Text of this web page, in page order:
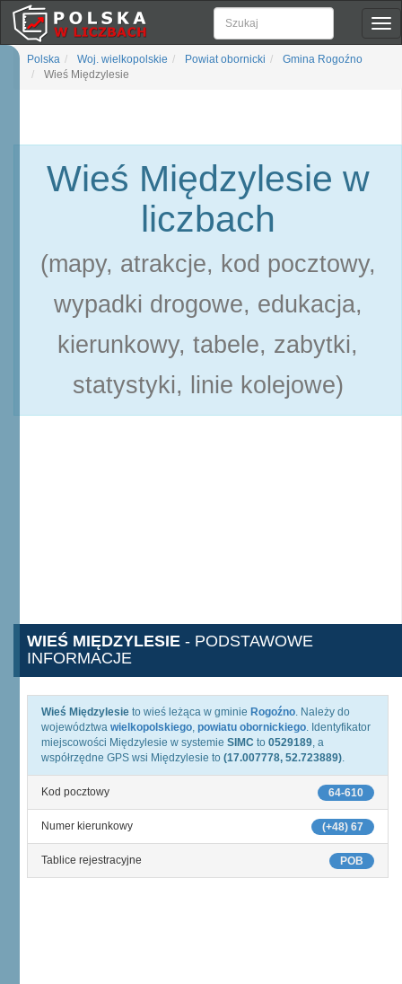
Polska Woj. wielkopolskie Powiat obornicki
Gmina Rogoźno
Wieś Międzylesie
Wieś Międzylesie w
liczbach
(mapy, atrakcje, kod pocztowy,
wypadki drogowe, edukacja,
kierunkowy, tabele, zabytki,
statystyki, linie kolejowe)
WIEŚ MIĘDZYLESIE - PODSTAWOWE
INFORMACJE
Wieś Międzylesie to wieś leżąca w gminie Rogoźno. Należy do
województwa wielkopolskiego, powiatu obornickiego. Identyfikator
miejscowości Międzylesie w systemie SIMC to 0529189, a
współrzędne GPS wsi Międzylesie to (17.007778, 52.723889).
64-610
Kod pocztowy
(+48) 67
Numer kierunkowy
POB
Tablice rejestracyjne